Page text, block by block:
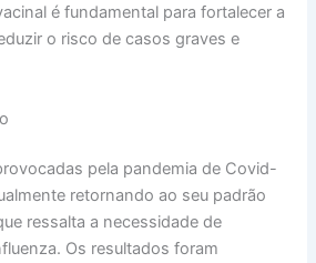
é fundamental para fortalecer a
o risco de casos graves e
pela pandemia de Covid-
retornando ao seu padrão
ressalta a necessidade de
Os resultados foram